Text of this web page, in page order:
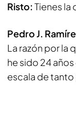
Risto:Tienes
Pedro J.
La razón por la
he sido 24
escala de tanto